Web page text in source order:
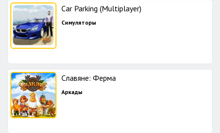
Car Parking (Multiplayer)
Симуляторы
Славяне: Ферма
Аркады